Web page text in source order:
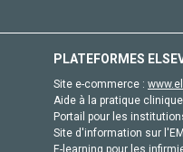
PLATEFORMES
Site e-commerce :
Aide à la pratique
Portail pour les
Site d'information sur
E-learning pour les